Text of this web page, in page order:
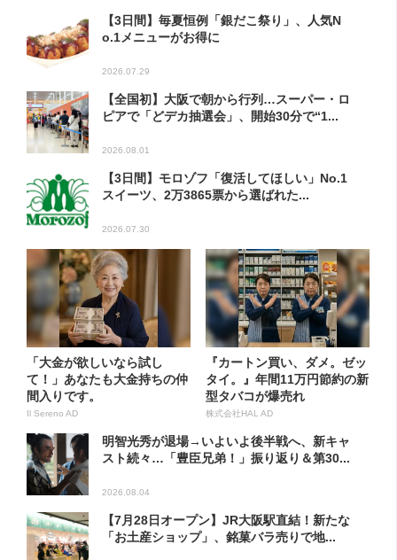
【3日間】毎夏恒例「銀だこ祭り」、人気N
o.1メニューがお得に
2026.07.29
【全国初】大阪で朝から行列…スーパー・ロ
ピアで「どデカ抽選会」、開始30分で“1...
2026.08.01
【3日間】モロゾフ「復活してほしい」No.1
スイーツ、2万3865票から選ばれた...
2026.07.30
「大金が欲しいなら試し
て！」あなたも大金持ちの仲
間入りです。
Il Sereno AD
『カートン買い、ダメ。ゼッ
タイ。』年間11万円節約の新
型タバコが爆売れ
株式会社HAL AD
明智光秀が退場→いよいよ後半戦へ、新キャ
スト続々…「豊臣兄弟！」振り返り＆第30...
2026.08.04
【7月28日オープン】JR大阪駅直結！新たな
「お土産ショップ」、銘菓バラ売りで地...